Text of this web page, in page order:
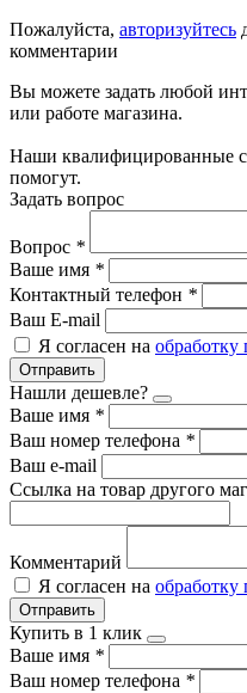
Пожалуйста, авторизуйтесь
комментарии
Вы можете задать любой
или работе магазина.
Наши квалифицированные
помогут.
Задать вопрос
Вопрос *
Ваше имя *
Контактный телефон *
Ваш E-mail
Я согласен на
Отправить
Нашли дешевле?
Ваше имя *
Ваш номер телефона *
Ваш e-mail
Ссылка на товар другого
Комментарий
Я согласен на
Отправить
Купить в 1 клик
Ваше имя *
Ваш номер телефона *